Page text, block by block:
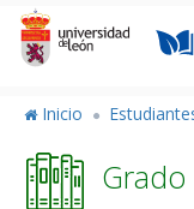
Pasar
contenido
Inicio
Grado